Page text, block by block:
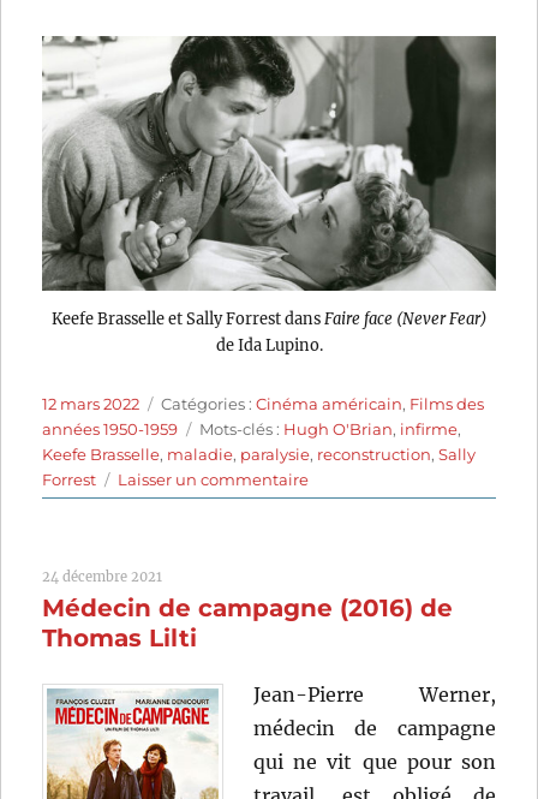
Keefe Brasselle et Sally Forrest dansFaire face (Never Fear)
de Ida Lupino.
Publié
le
12 mars 2022 Catégories
Catégories :Cinéma américain, Films des
années 1950-1959
Étiquettes
Mots-clés : Hugh O'Brian, infirme,
Keefe Brasselle, maladie, paralysie, reconstruction,Sally
Forrest
Laisser un commentairesur
Faire
Ida
24 décembre 2021
Médecin de campagne (2016) de
Thomas Lilti
Jean-Pierre Werner,
médecin de campagne
qui ne vit que pour son